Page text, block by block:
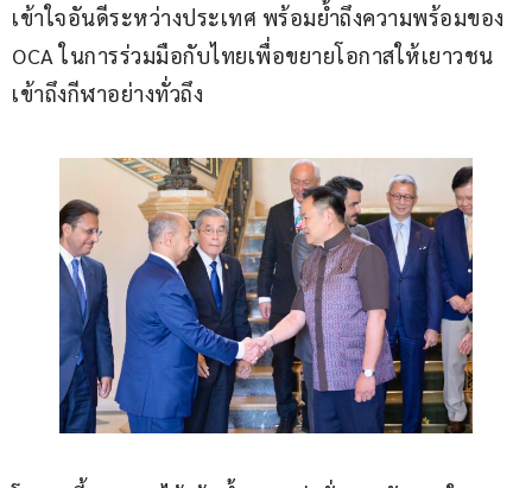
เข้าใจอันดีระหว่างประเทศ พร้อมย้ำถึงความพร้อมของ
OCA ในการร่วมมือกับไทยเพื่อขยายโอกาสให้เยาวชน
เข้าถึงกีฬาอย่างทั่วถึง